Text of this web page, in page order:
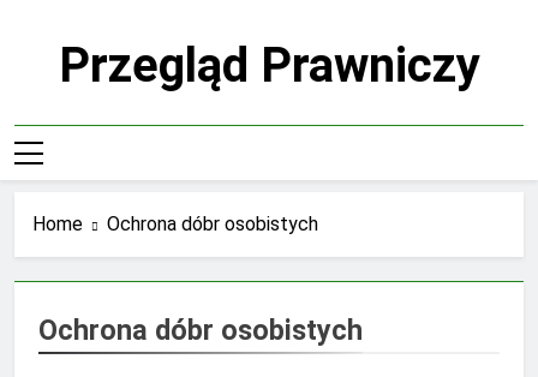
Przegląd Prawniczy
Home Ochrona dóbr osobistych
Ochrona dóbr osobistych